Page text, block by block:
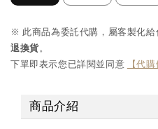
※ 此商品為委託代購，屬客製化
退換貨。
下單即表示您已詳閱並同意
【代購
商品介紹